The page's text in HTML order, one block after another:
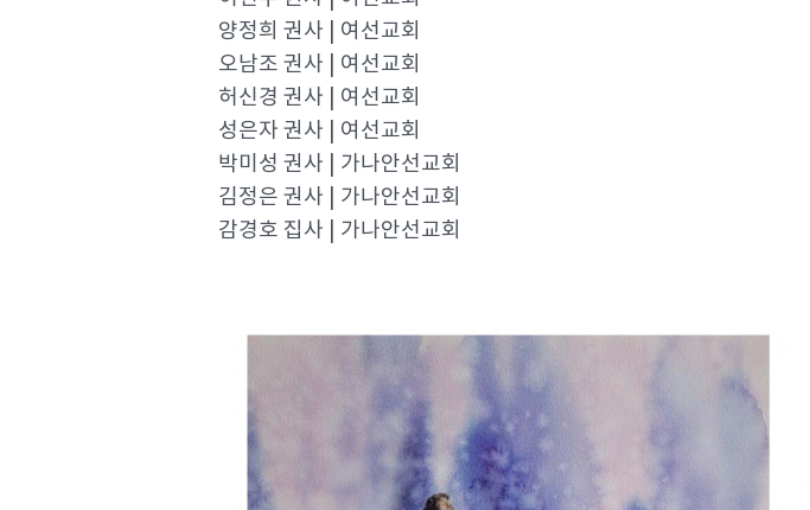
양정희 권사 | 여선교회
오남조 권사 | 여선교회
허신경 권사 | 여선교회
성은자 권사 | 여선교회
박미성 권사 | 가나안선교회
김정은 권사 | 가나안선교회
감경호 집사 | 가나안선교회